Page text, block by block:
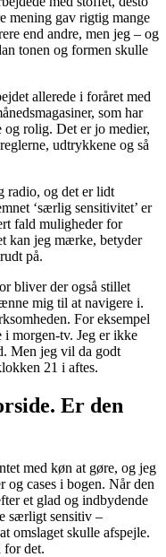
mening gav rigtig mange
end andre, men jeg – og
tonen og formen skulle
allerede i foråret med
som har
rolig. Det er jo medier,
udtrykkene og så
radio, og det er lidt
‘særlig sensitivitet’ er
fald muligheder for
kan jeg mærke, betyder
på.
bliver der også stillet
mig til at navigere i.
For eksempel
morgen-tv. Jeg er ikke
Men jeg vil da godt
21 i aftes.
Er den
med køn at gøre, og jeg
og cases i bogen. Når den
et glad og indbydende
særligt sensitiv –
omslaget skulle afspejle.
for det.